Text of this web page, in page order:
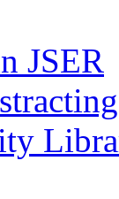
JSER